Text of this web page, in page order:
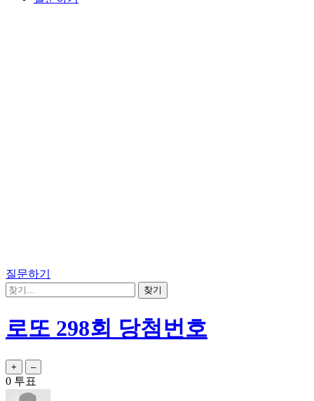
질문하기
로또 298회 당첨번호
0 투표